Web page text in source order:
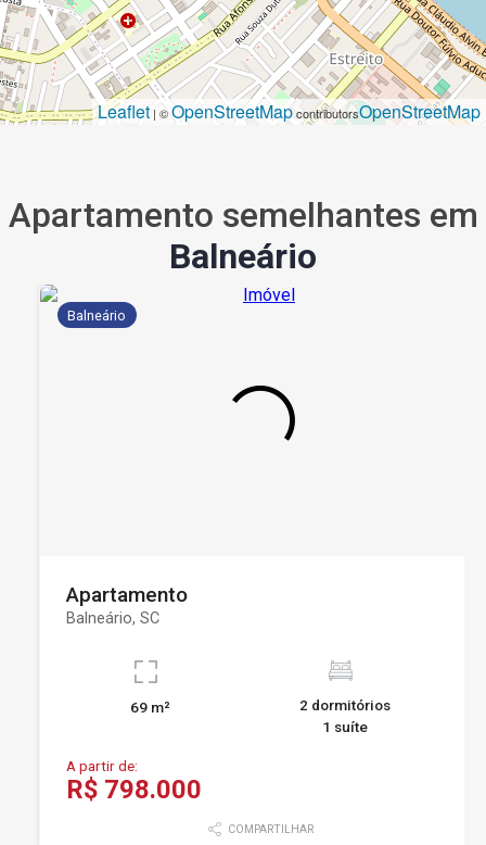
Leaflet | ©OpenStreetMapcontributorsOpenStreetMap
Apartamento semelhantes em
Balneário
Balneário
Apartamento
Balneário, SC
69 m²
2 dormitórios
1 suíte
A partir de:
R$ 798.000
COMPARTILHAR